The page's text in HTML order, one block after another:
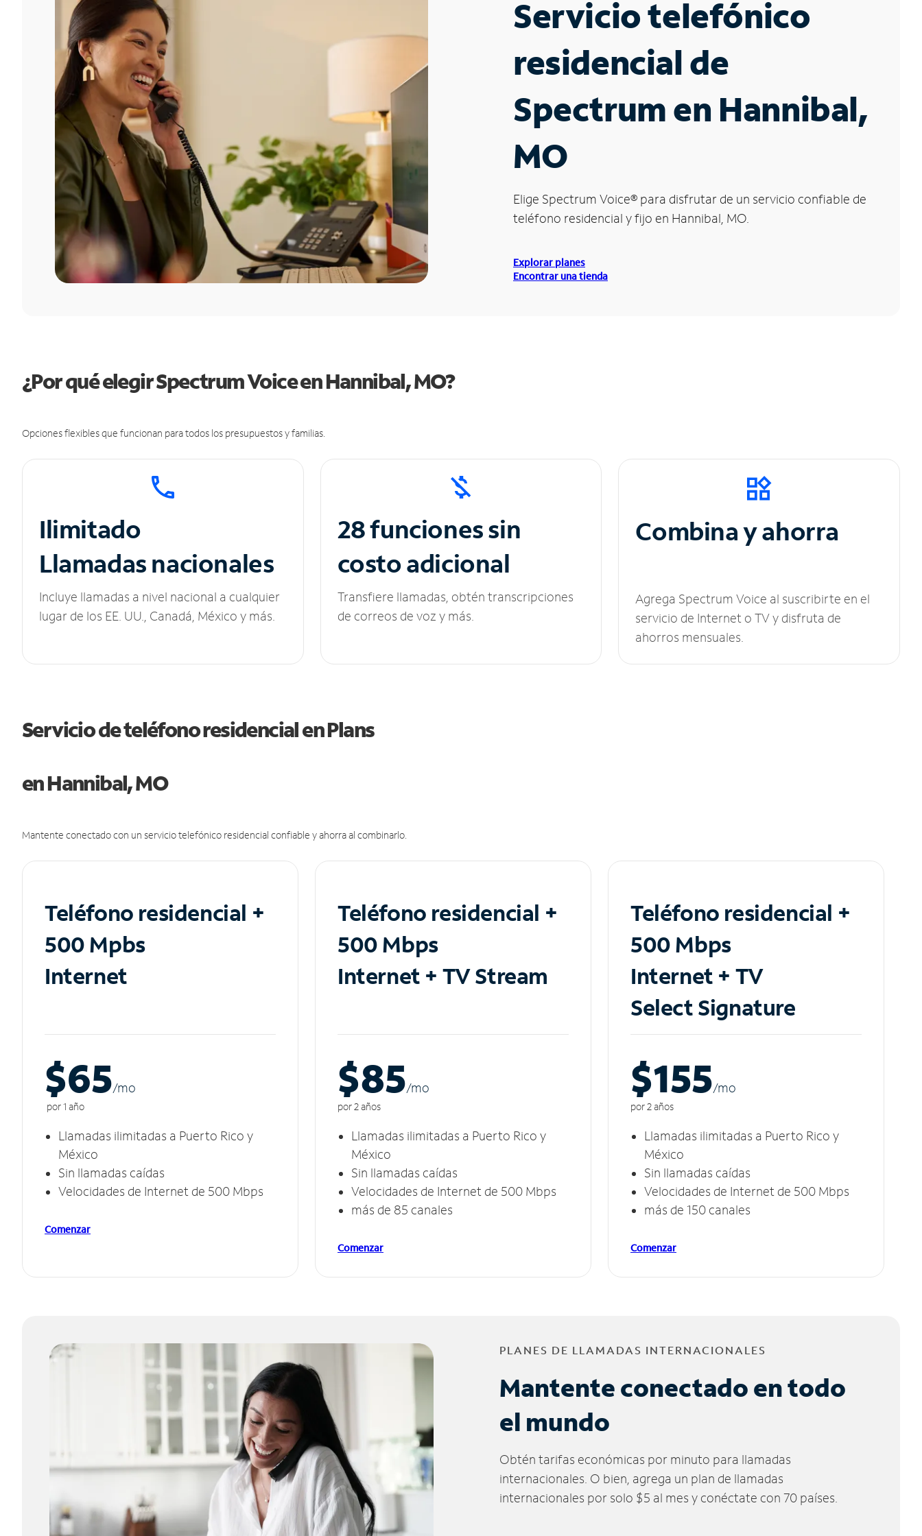
Servicio telefónico
residencial de
Spectrum en Hannibal,
MO
Elige Spectrum Voice® para disfrutar de un servicio confiable de
teléfono residencial y fijo en Hannibal, MO.
Explorar planes
Encontrar una tienda
¿Por qué elegir Spectrum Voice en Hannibal, MO?
Opciones flexibles que funcionan para todos los presupuestos y familias.
Ilimitado
Llamadas nacionales
Incluye llamadas a nivel nacional a cualquier
lugar de los EE. UU., Canadá, México y más.
28 funciones sin
costo adicional
Transfiere llamadas, obtén transcripciones
de correos de voz y más.
Combina y ahorra
Agrega Spectrum Voice al suscribirte en el
servicio de Internet o TV y disfruta de
ahorros mensuales.
Servicio de teléfono residencial en Plans
en Hannibal, MO
Mantente conectado con un servicio telefónico residencial confiable y ahorra al combinarlo.
Teléfono residencial +
500 Mpbs
Internet
$65/mo
por 1 año
Llamadas ilimitadas a Puerto Rico y
México
Sin llamadas caídas
Velocidades de Internet de 500 Mbps
Comenzar
Teléfono residencial +
500 Mbps
Internet + TV Stream
$85/mo
por 2 años
Llamadas ilimitadas a Puerto Rico y
México
Sin llamadas caídas
Velocidades de Internet de 500 Mbps
más de 85 canales
Comenzar
Teléfono residencial +
500 Mbps
Internet + TV
Select Signature
$155/mo
por 2 años
Llamadas ilimitadas a Puerto Rico y
México
Sin llamadas caídas
Velocidades de Internet de 500 Mbps
más de 150 canales
Comenzar
PLANES DE LLAMADAS INTERNACIONALES
Mantente conectado en todo
el mundo
Obtén tarifas económicas por minuto para llamadas
internacionales. O bien, agrega un plan de llamadas
internacionales por solo $5 al mes y conéctate con 70 países.